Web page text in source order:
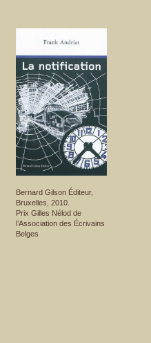
Bernard Gilson Éditeur,
Bruxelles, 2010.
Prix Gilles Nélod de
l’Association des Écrivains
Belges